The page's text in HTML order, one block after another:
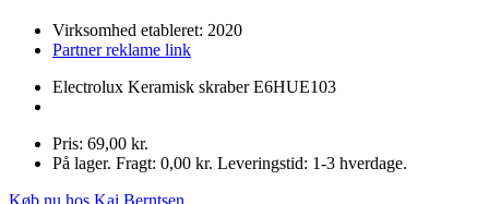
Virksomhed etableret: 2020
Partner reklame link
Electrolux Keramisk skraber E6HUE103
Pris: 69,00 kr.
På lager. Fragt: 0,00 kr. Leveringstid: 1-3 hverdage.
Køb nu hos Kai Berntsen